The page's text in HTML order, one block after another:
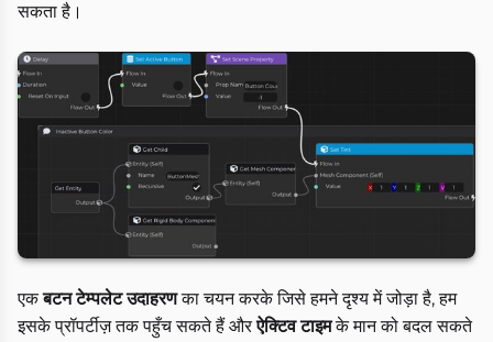
सकता है।
एकबटन टेम्पलेट उदाहरणका चयन करके जिसे हमने दृश्य में जोड़ा है, हम
इसके प्रॉपर्टीज़ तक पहुँच सकते हैं औरऐक्टिव टाइमके मान को बदल सकते